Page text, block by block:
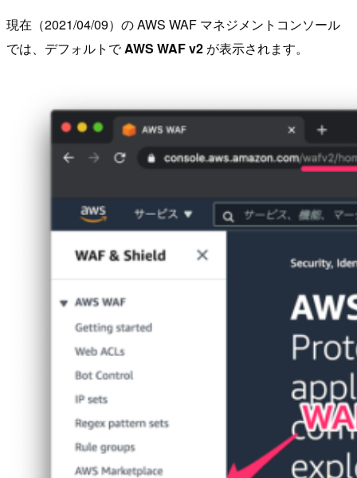
現在（2021/04/09）の AWS WAF マネジメントコンソール
では、デフォルトでAWS WAF v2 が表示されます。